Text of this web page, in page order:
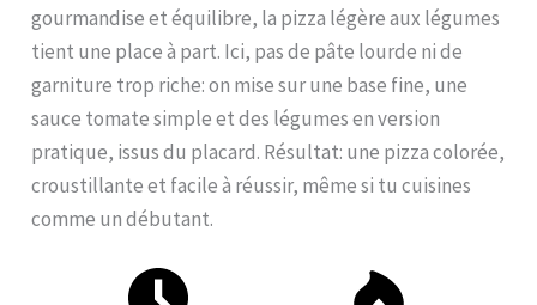
gourmandise et équilibre, la pizza légère aux légumes
tient une place à part. Ici, pas de pâte lourde ni de
garniture trop riche: on mise sur une base fine, une
sauce tomate simple et des légumes en version
pratique, issus du placard. Résultat: une pizza colorée,
croustillante et facile à réussir, même si tu cuisines
comme un débutant.